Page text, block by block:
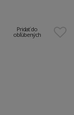
Pridať do
obľúbených